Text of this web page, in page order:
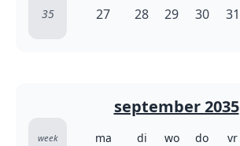
35 27 28 29 30 31
september 2035
week ma di wo do vr